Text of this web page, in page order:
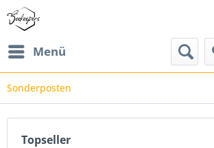
Menü
Sonderposten
Topseller